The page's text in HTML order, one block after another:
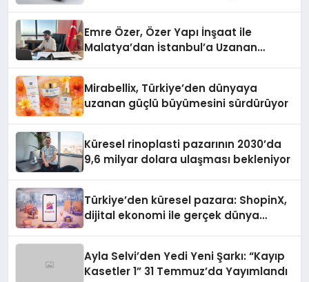
Emre Özer, Özer Yapı İnşaat ile
Malatya’dan İstanbul’a Uzanan
Mirabellix, Türkiye’den dünyaya
uzanan güçlü büyümesini sürdürüyor
Küresel rinoplasti pazarının 2030’da
9,6 milyar dolara ulaşması bekleniyor
Türkiye’den küresel pazara: ShopinX,
dijital ekonomi ile gerçek dünya
Ayla Selvi’den Yedi Yeni Şarkı: “Kayıp
Kasetler 1” 31 Temmuz’da Yayımlandı